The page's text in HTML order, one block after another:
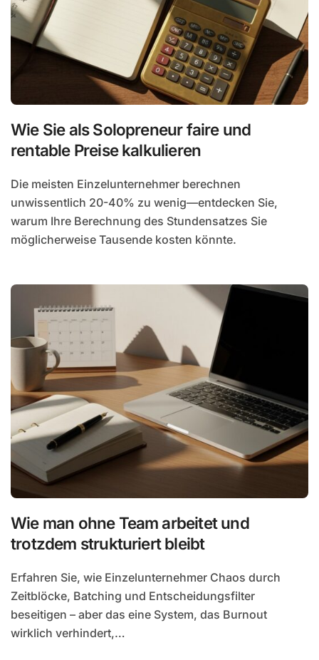
Wie Sie als Solopreneur faire und
rentable Preise kalkulieren
Die meisten Einzelunternehmer berechnen
unwissentlich 20-40% zu wenig—entdecken Sie,
warum Ihre Berechnung des Stundensatzes Sie
möglicherweise Tausende kosten könnte.
Wie man ohne Team arbeitet und
trotzdem strukturiert bleibt
Erfahren Sie, wie Einzelunternehmer Chaos durch
Zeitblöcke, Batching und Entscheidungsfilter
beseitigen – aber das eine System, das Burnout
wirklich verhindert,…